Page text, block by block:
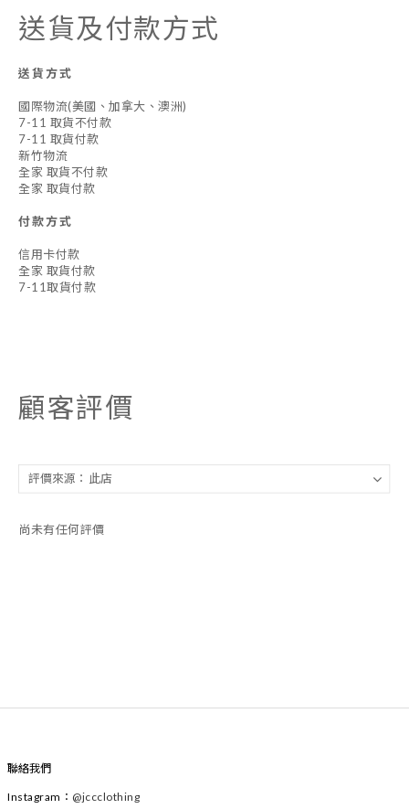
送貨及付款方式
送貨方式
國際物流(美國、加拿大、澳洲)
7-11 取貨不付款
7-11 取貨付款
新竹物流
全家 取貨不付款
全家 取貨付款
付款方式
信用卡付款
全家 取貨付款
7-11取貨付款
顧客評價
尚未有任何評價
聯絡我們
Instagram ： @jccclothing